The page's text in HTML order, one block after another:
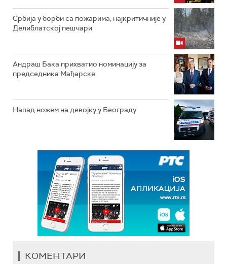
Србија у борби са пожарима, најкритичније у
Делиблатској пешчари
Андраш Бака прихватио номинацију за
председника Мађарске
Напад ножем на девојку у Београду
КОМЕНТАРИ